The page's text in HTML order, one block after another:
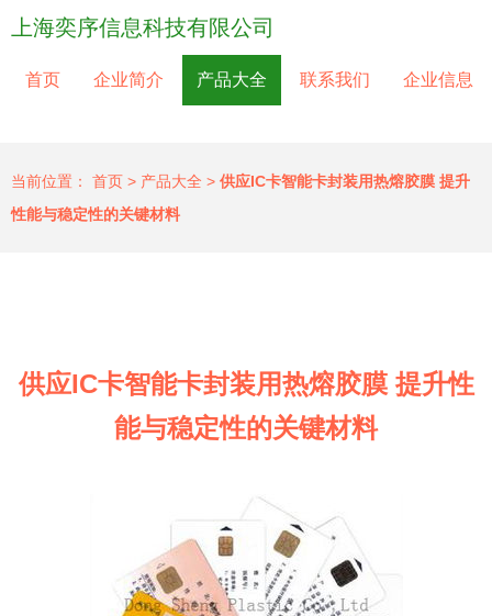
上海奕序信息科技有限公司
首页 企业简介 产品大全 联系我们 企业信息
当前位置： 首页 > 产品大全 > 供应IC卡智能卡封装用热熔胶膜 提升
性能与稳定性的关键材料
供应IC卡智能卡封装用热熔胶膜 提升性
能与稳定性的关键材料